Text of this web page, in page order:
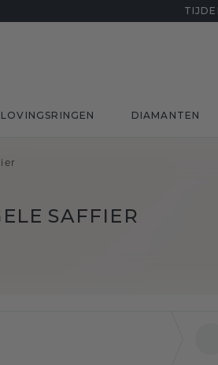
DIAMANTEN
SAFFIER